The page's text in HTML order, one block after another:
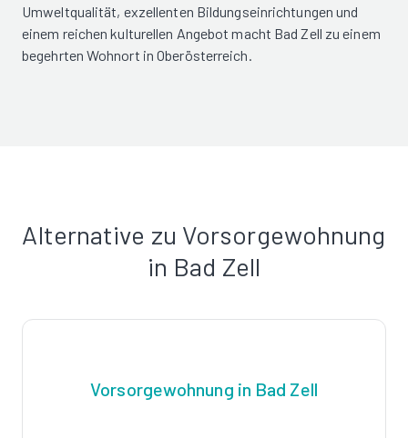
Umweltqualität, exzellenten Bildungseinrichtungen und
einem reichen kulturellen Angebot macht Bad Zell zu einem
begehrten Wohnort in Oberösterreich.
Alternative zu Vorsorgewohnung
in Bad Zell
Vorsorgewohnung in Bad Zell